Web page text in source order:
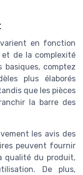
en fonction
de la complexité
basiques, comptez
plus élaborés
que les pièces
la barre des
les avis des
peuvent fournir
qualité du produit,
De plus,